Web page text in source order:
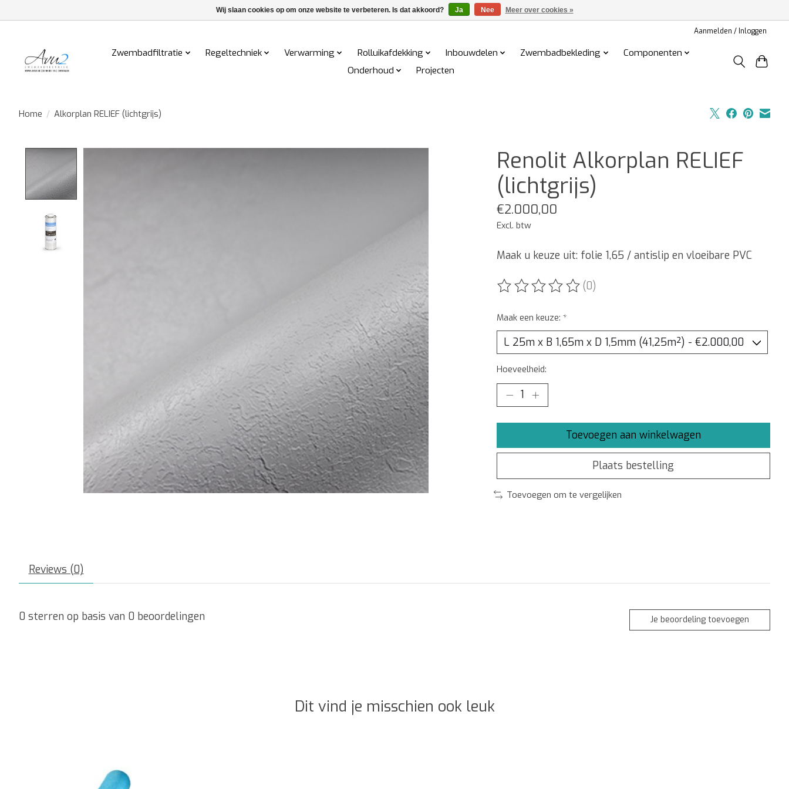
Aanmelden / Inloggen
Zwembadfiltratie Regeltechniek Verwarming Rolluikafdekking Inbouwdelen Zwembadbekleding
Componenten
Onderhoud
Projecten
Home / Alkorplan RELIEF (lichtgrijs)
Renolit Alkorplan RELIEF
(lichtgrijs)
€2.000,00
Excl. btw
Maak u keuze uit: folie 1,65 / antislip en vloeibare PVC
De beoordeling van dit product is
(0)
Maak een keuze: *
Hoeveelheid:
Toevoegen aan winkelwagen
Plaats bestelling
Toevoegen om te vergelijken
Reviews (0)
0 sterren op basis van 0 beoordelingen Je beoordeling toevoegen
Dit vind je misschien ook leuk
Wij slaan cookies op om onze website te verbeteren. Is dat akkoord? Ja Nee Meer over cookies »